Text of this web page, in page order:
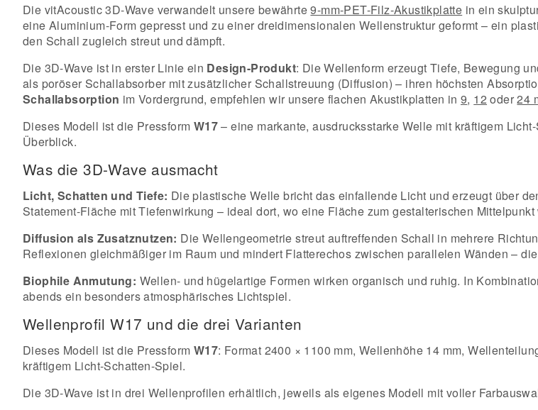
Die vitAcoustic 3D-Wave verwandelt unsere bewährte9-mm-PET-Filz-Akustikplatte in ein
eine Aluminium-Form gepresst und zu einer dreidimensionalen Wellenstruktur geformt – ein
den Schall zugleich streut und dämpft.
Die 3D-Wave ist in erster Linie ein Design-Produkt: Die Wellenform erzeugt Tiefe, Bewegung
als poröser Schallabsorber mit zusätzlicher Schallstreuung (Diffusion) – ihren höchsten
Schallabsorption im Vordergrund, empfehlen wir unsere flachen Akustikplatten in9, 12 oder24
Dieses Modell ist die Pressform W17– eine markante, ausdrucksstarke Welle mit kräftigem
Überblick.
Was die 3D-Wave ausmacht
Licht, Schatten und Tiefe: Die plastische Welle bricht das einfallende Licht und erzeugt über
Statement-Fläche mit Tiefenwirkung – ideal dort, wo eine Fläche zum gestalterischen
Diffusion als Zusatznutzen: Die Wellengeometrie streut auftreffenden Schall in mehrere
Reflexionen gleichmäßiger im Raum und mindert Flatterechos zwischen parallelen Wänden –
Biophile Anmutung: Wellen- und hügelartige Formen wirken organisch und ruhig. In
abends ein besonders atmosphärisches Lichtspiel.
Wellenprofil W17 und die drei Varianten
Dieses Modell ist die Pressform W17: Format 2400 × 1100 mm, Wellenhöhe 14 mm,
kräftigem Licht-Schatten-Spiel.
Die 3D-Wave ist in drei Wellenprofilen erhältlich, jeweils als eigenes Modell mit voller